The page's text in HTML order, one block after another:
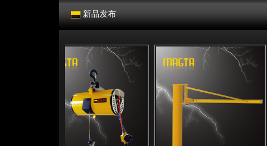
新品发布